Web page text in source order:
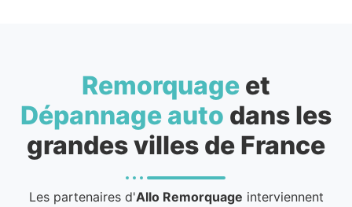
Remorquage et
Dépannage auto dans les
grandes villes de France
Les partenaires d'Allo Remorquage interviennent